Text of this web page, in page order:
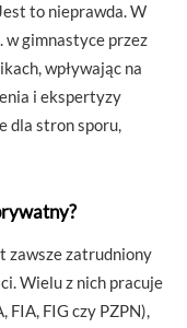
to nieprawda. W
w gimnastyce przez
wpływając na
i ekspertyzy
dla stron sporu,
zawsze zatrudniony
Wielu z nich pracuje
FIG czy PZPN),